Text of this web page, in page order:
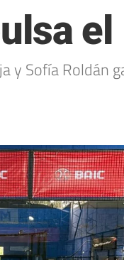
el
y Sofía Roldán